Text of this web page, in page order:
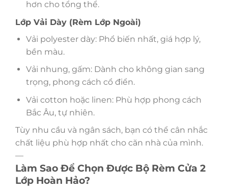
hơn cho tổng thể.
Lớp Vải Dày (Rèm Lớp Ngoài)
Vải polyester dày: Phổ biến nhất, giá hợp lý,
bền màu.
Vải nhung, gấm: Dành cho không gian sang
trọng, phong cách cổ điển.
Vải cotton hoặc linen: Phù hợp phong cách
Bắc Âu, tự nhiên.
Tùy nhu cầu và ngân sách, bạn có thể cân nhắc
chất liệu phù hợp nhất cho căn nhà của mình.
—
Làm Sao Để Chọn Được Bộ Rèm Cửa 2
Lớp Hoàn Hảo?